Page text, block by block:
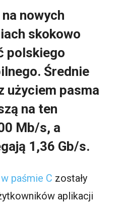
nowych
skokowo
polskiego
Średnie
użyciem pasma
na ten
Mb/s, a
1,36 Gb/s.
paśmie C zostały
aplikacji